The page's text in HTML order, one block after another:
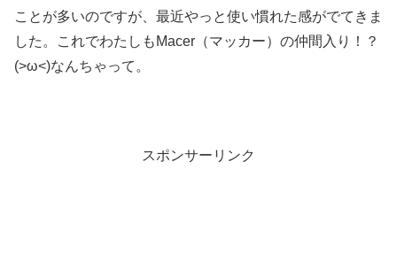
ことが多いのですが、最近やっと使い慣れた感がでてきま
した。これでわたしもMacer（マッカー）の仲間入り！？
(>ω<)なんちゃって。
スポンサーリンク